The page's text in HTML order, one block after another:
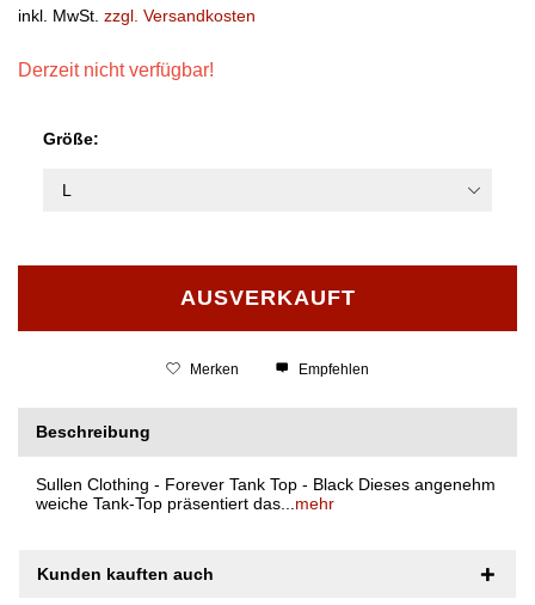
inkl. MwSt. zzgl. Versandkosten
Derzeit nicht verfügbar!
Größe:
AUSVERKAUFT
Merken Empfehlen
Beschreibung
Sullen Clothing - Forever Tank Top - Black Dieses angenehm
weiche Tank-Top präsentiert das... mehr
Kunden kauften auch